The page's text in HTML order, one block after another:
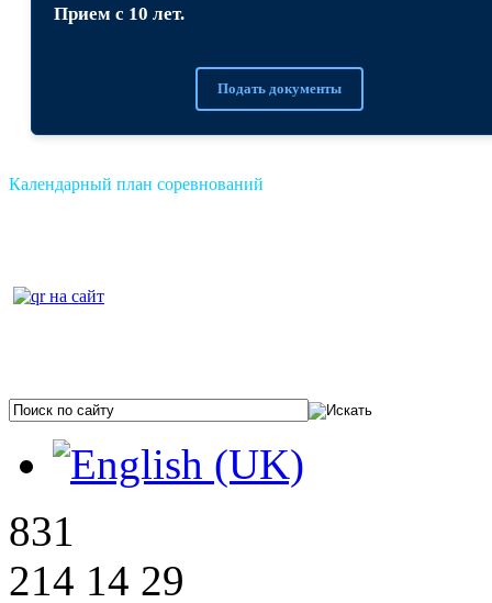
Прием с 10 лет.
Подать документы
Календарный план соревнований
831
214 14 29